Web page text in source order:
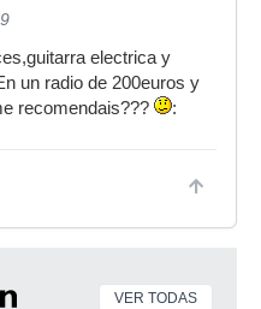
electrica y
un radio de 200euros y
recomendais???
:
VER TODAS